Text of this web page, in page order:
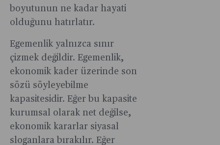
boyutunun ne kadar hayati
olduğunu hatırlatır.
Egemenlik yalnızca sınır
çizmek değildir. Egemenlik,
ekonomik kader üzerinde son
sözü söyleyebilme
kapasitesidir. Eğer bu kapasite
kurumsal olarak net değilse,
ekonomik kararlar siyasal
sloganlara bırakılır. Eğer